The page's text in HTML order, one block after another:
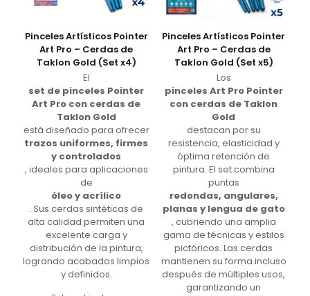
Pinceles Artísticos Pointer
Art Pro – Cerdas de
Taklon Gold (Set x4)
El
set de pinceles Pointer
Art Pro con cerdas de
Taklon Gold
está diseñado para ofrecer
trazos uniformes, firmes
y controlados
, ideales para aplicaciones
de
óleo y acrílico
. Sus cerdas sintéticas de
alta calidad permiten una
excelente carga y
distribución de la pintura,
logrando acabados limpios
y definidos.
Pinceles Artísticos Pointer
Art Pro – Cerdas de
Taklon Gold (Set x5)
Los
pinceles Art Pro Pointer
con cerdas de Taklon
Gold
destacan por su
resistencia, elasticidad y
óptima retención de
pintura. El set combina
puntas
redondas, angulares,
planas y lengua de gato
, cubriendo una amplia
gama de técnicas y estilos
pictóricos. Las cerdas
mantienen su forma incluso
después de múltiples usos,
garantizando un